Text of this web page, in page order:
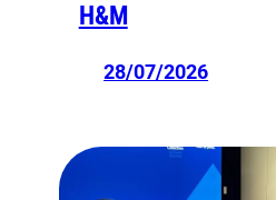
H&M
28/07/2026